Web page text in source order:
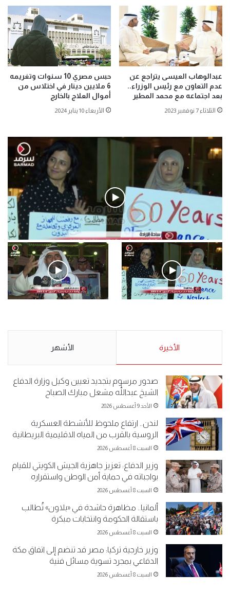
عبدالوهاب العيسى يتراجع عن
عدم التعاون مع رئيس الوزراء..
بعد اجتماعه مع محمد المطير
الثلاثاء 7 نوفمبر 2023
حبس مصري 10 سنوات وتغريمه
6 ملايين دينار في اختلاس من
أموال العلاج بالخارج
الأربعاء 10 يناير 2024
فيديو
.وقفة احتجاجية رمزية لـ”#البدون” في ساحة الإرادة 4-5-2019.
الأحد 5 مايو 2019
5-2019.
نبيع مخدرات يعني ولا خمر؟!.
الأخيرة الأشهر
صدور مرسوم بتجديد تعيين وكيل وزارة الدفاع
الشيخ عبداللّٰه مشعل مبارك الصباح
الأحد 9 أغسطس 2026
لندن.. ارتفاع ملحوظ للأنشطة العسكرية
الروسية بالقرب من المياه الاقليمية البريطانية
السبت 8 أغسطس 2026
وزير الدفاع: تعزيز جاهزية الجيش الكويتي للقيام
بواجباته في حماية أمن الوطن واستقراره
السبت 8 أغسطس 2026
ألمانيا.. مظاهرة حاشدة في «بلاون» تُطالب
باستقالة الحكومة وانتخابات مبكرة
السبت 8 أغسطس 2026
وزير خارجية تركيا: مصر قد تنضم إلى اتفاق مكة
الدفاعي بمجرد تسوية مسائل فنية
السبت 8 أغسطس 2026